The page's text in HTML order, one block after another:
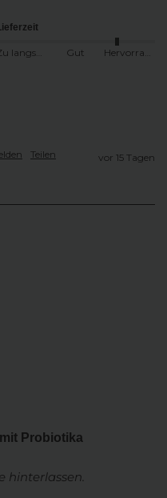
Gut
Teilen vor 15 Tagen
Probiotika
hinterlassen.